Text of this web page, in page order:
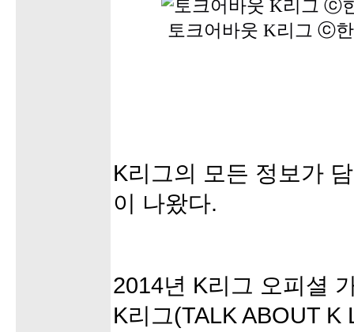
토크어바웃 K리그 ⓒ
K리그의 모든 정보가
이 나왔다.
2014년 K리그 오피셜
K리그(TALK ABOUT K